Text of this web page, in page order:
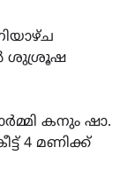
ശുശ്രൂഷ
കനും ഷാ.
4 മണിക്ക്